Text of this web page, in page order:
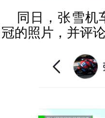
同日，张雪机
冠的照片，并评